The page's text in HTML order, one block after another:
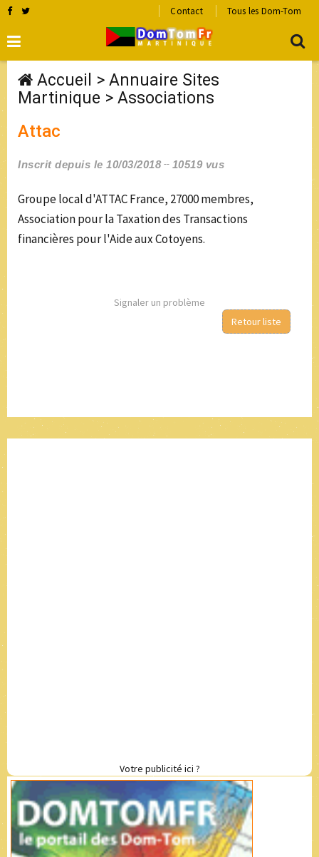
Contact Tous les Dom-Tom
Accueil > Annuaire Sites
Martinique > Associations
Attac
Inscrit depuis le 10/03/2018 10519 vus
Groupe local d'ATTAC France, 27000 membres,
Association pour la Taxation des Transactions
financières pour l'Aide aux Cotoyens.
Signaler un problème
Retour liste
Votre publicité ici ?